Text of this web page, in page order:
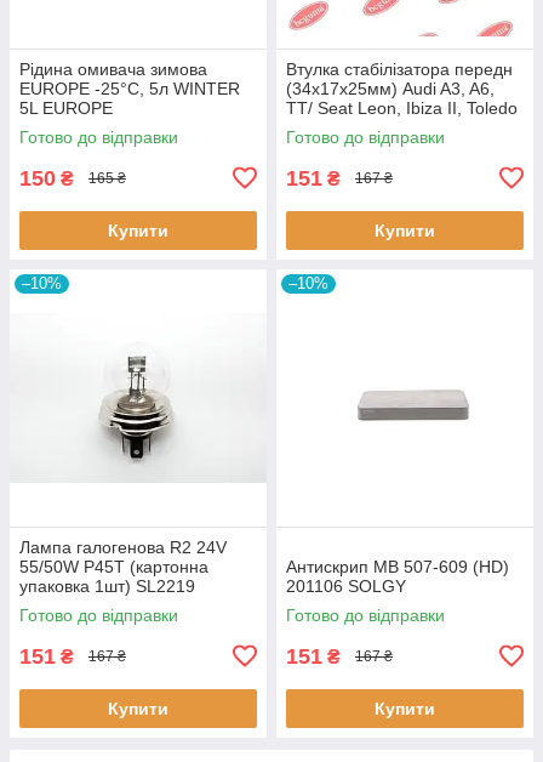
Рідина омивача зимова
EUROPE -25°C, 5л WINTER
5L EUROPE
Готово до відправки
150 ₴ 165 ₴
Купити
Втулка стабілізатора передн
(34х17х25мм) Audi A3, A6,
TT/ Seat Leon, Ibiza II, Toledo
II (BC0226) BCGUMA BC0226
BC GUMA
Готово до відправки
151 ₴ 167 ₴
Купити
–10%
Лампа галогенова R2 24V
55/50W P45T (картонна
упаковка 1шт) SL2219
SHAFER
Готово до відправки
151 ₴ 167 ₴
Купити
–10%
Антискрип MB 507-609 (HD)
201106 SOLGY
Готово до відправки
151 ₴ 167 ₴
Купити